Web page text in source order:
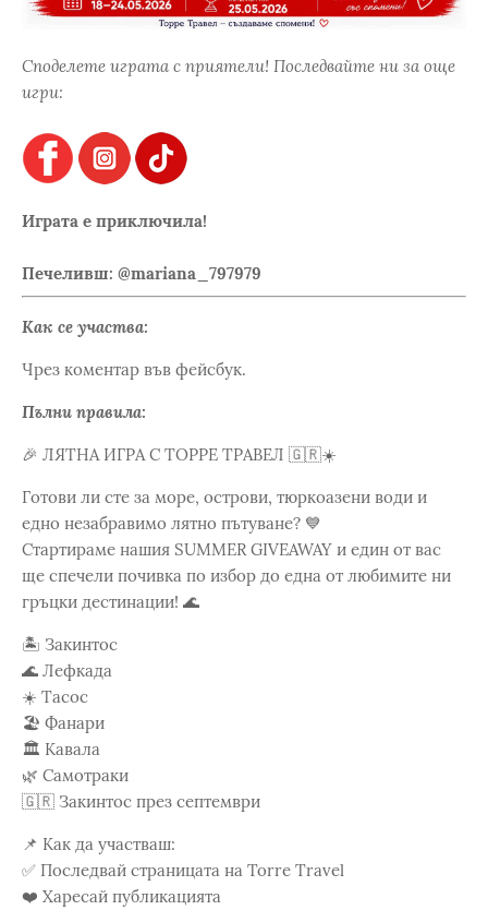
Споделете играта с приятели! Последвайте ни за още
игри:
Играта е приключила!
Печеливш: @mariana_797979
Как се участва:
Чрез коментар във фейсбук.
Пълни правила:
🎉 ЛЯТНА ИГРА С ТОРРЕ ТРАВЕЛ 🇬🇷☀️
Готови ли сте за море, острови, тюркоазени води и
едно незабравимо лятно пътуване? 💙
Стартираме нашия SUMMER GIVEAWAY и един от вас
ще спечели почивка по избор до една от любимите ни
гръцки дестинации! 🌊
🏝️ Закинтос
🌊 Лефкада
☀️ Тасос
🏖️ Фанари
🏛️ Кавала
🌿 Самотраки
🇬🇷 Закинтос през септември
📌 Как да участваш:
✅ Последвай страницата на Torre Travel
❤️ Харесай публикацията